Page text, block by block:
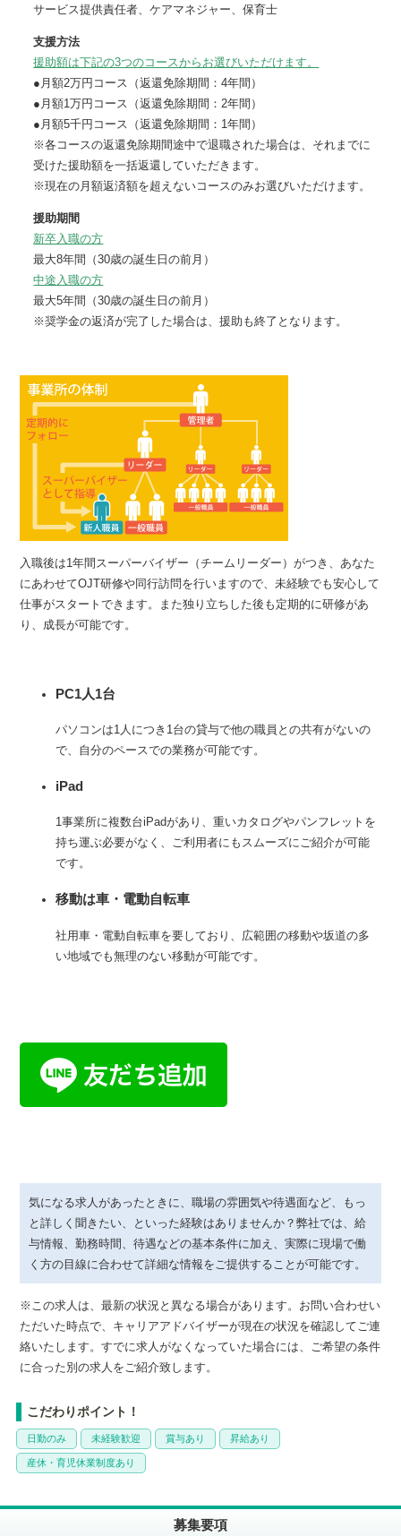
サービス提供責任者、ケアマネジャー、保育士
支援方法
援助額は下記の3つのコースからお選びいただけます。
●月額2万円コース（返還免除期間：4年間）
●月額1万円コース（返還免除期間：2年間）
●月額5千円コース（返還免除期間：1年間）
※各コースの返還免除期間途中で退職された場合は、それまでに
受けた援助額を一括返還していただきます。
※現在の月額返済額を超えないコースのみお選びいただけます。
援助期間
新卒入職の方
最大8年間（30歳の誕生日の前月）
中途入職の方
最大5年間（30歳の誕生日の前月）
※奨学金の返済が完了した場合は、援助も終了となります。
入職後は1年間スーパーバイザー（チームリーダー）がつき、あなた
にあわせてOJT研修や同行訪問を行いますので、未経験でも安心して
仕事がスタートできます。また独り立ちした後も定期的に研修があ
り、成長が可能です。
PC1人1台
パソコンは1人につき1台の貸与で他の職員との共有がないの
で、自分のペースでの業務が可能です。
iPad
1事業所に複数台iPadがあり、重いカタログやパンフレットを
持ち運ぶ必要がなく、ご利用者にもスムーズにご紹介が可能
です。
移動は車・電動自転車
社用車・電動自転車を要しており、広範囲の移動や坂道の多
い地域でも無理のない移動が可能です。
気になる求人があったときに、職場の雰囲気や待遇面など、もっ
と詳しく聞きたい、といった経験はありませんか？弊社では、給
与情報、勤務時間、待遇などの基本条件に加え、実際に現場で働
く方の目線に合わせて詳細な情報をご提供することが可能です。
※この求人は、最新の状況と異なる場合があります。お問い合わせい
ただいた時点で、キャリアアドバイザーが現在の状況を確認してご連
絡いたします。すでに求人がなくなっていた場合には、ご希望の条件
に合った別の求人をご紹介致します。
こだわりポイント！
日勤のみ 未経験歓迎 賞与あり 昇給あり
産休・育児休業制度あり
募集要項